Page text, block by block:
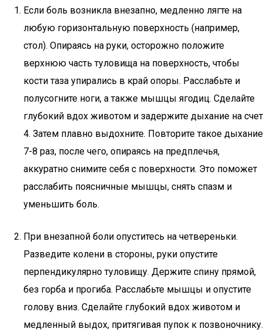
Если боль возникла внезапно, медленно лягте на
любую горизонтальную поверхность (например,
стол). Опираясь на руки, осторожно положите
верхнюю часть туловища на поверхность, чтобы
кости таза упирались в край опоры. Расслабьте и
полусогните ноги, а также мышцы ягодиц. Сделайте
глубокий вдох животом и задержите дыхание на счет
4. Затем плавно выдохните. Повторите такое дыхание
7-8 раз, после чего, опираясь на предплечья,
аккуратно снимите себя с поверхности. Это поможет
расслабить поясничные мышцы, снять спазм и
уменьшить боль.
При внезапной боли опуститесь на четвереньки.
Разведите колени в стороны, руки опустите
перпендикулярно туловищу. Держите спину прямой,
без горба и прогиба. Расслабьте мышцы и опустите
голову вниз. Сделайте глубокий вдох животом и
медленный выдох, притягивая пупок к позвоночнику.